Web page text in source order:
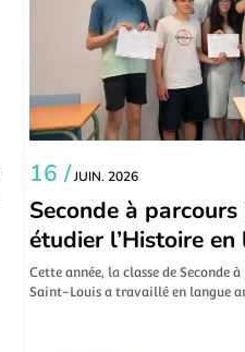
16 /JUIN. 2026
Seconde à
étudier l’Histoire
Cette année, la classe de Seconde
Saint-Louis a travaillé en langue